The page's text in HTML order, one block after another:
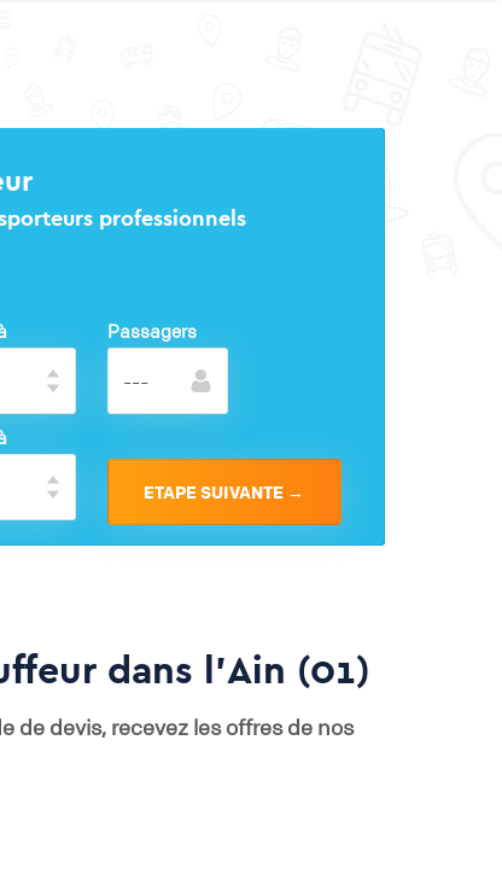
professionnels
Passagers
dans l'Ain (01)
de devis, recevez les offres de nos